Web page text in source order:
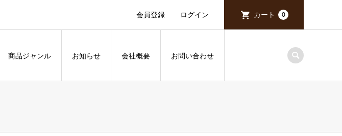
会員登録 ログイン カート 0
商品ジャンル お知らせ 会社概要 お問い合わせ